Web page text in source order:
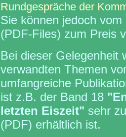
Rundgespräche der
Sie können jedoch vom
(PDF-Files) zum Preis
Bei dieser Gelegenheit
verwandten Themen
umfangreiche
ist z.B. der Band 18
letzten Eiszeit" sehr
(PDF) erhältlich ist.